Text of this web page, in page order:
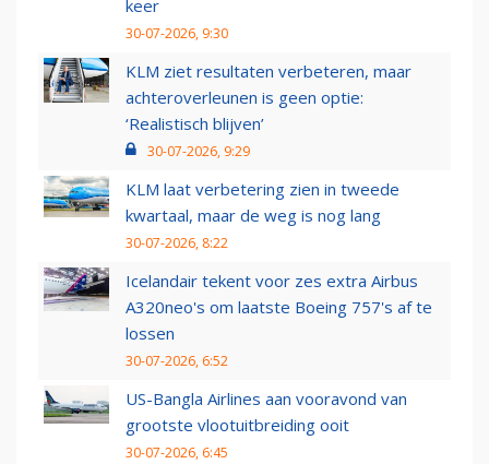
keer
30-07-2026, 9:30
KLM ziet resultaten verbeteren, maar
achteroverleunen is geen optie:
‘Realistisch blijven’
30-07-2026, 9:29
KLM laat verbetering zien in tweede
kwartaal, maar de weg is nog lang
30-07-2026, 8:22
Icelandair tekent voor zes extra Airbus
A320neo's om laatste Boeing 757's af te
lossen
30-07-2026, 6:52
US-Bangla Airlines aan vooravond van
grootste vlootuitbreiding ooit
30-07-2026, 6:45